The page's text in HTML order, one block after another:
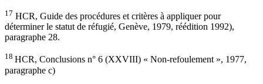
17 HCR, Guide des procédures et critères à appliquer pour
déterminer le statut de réfugié, Genève, 1979, réédition 1992),
paragraphe 28.
18 HCR, Conclusions n° 6 (XXVIII) « Non-refoulement », 1977,
paragraphe c)